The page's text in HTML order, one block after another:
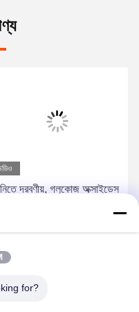
দ্রবণীয়, গ্লুকোজ অক্সাইডেস
for?